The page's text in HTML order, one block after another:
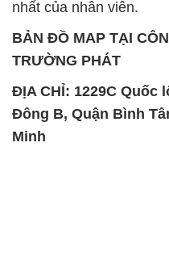
Đông B, Quận Bình
Minh